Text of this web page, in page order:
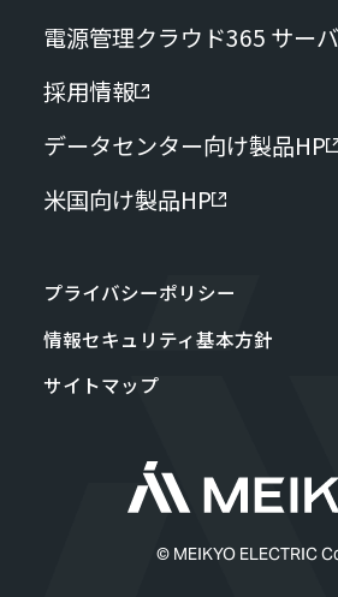
電源管理クラウド365 サー
採用情報
データセンター向け製品HP
米国向け製品HP
プライバシーポリシー
情報セキュリティ基本方針
サイトマップ
© MEIKYO ELECTRIC